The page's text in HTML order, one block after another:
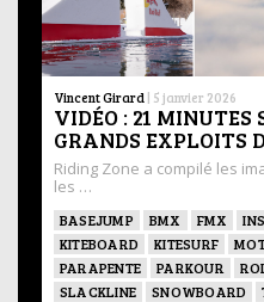
Vincent Girard | 5 janvier 2026
VIDÉO : 21 MINUTES
GRANDS EXPLOITS
Riding Zone a compilé les
les …
BASEJUMP BMX FMX
KITEBOARD
KITESURF
PARAPENTE
PARKOUR
SLACKLINE
SNOWBOARD